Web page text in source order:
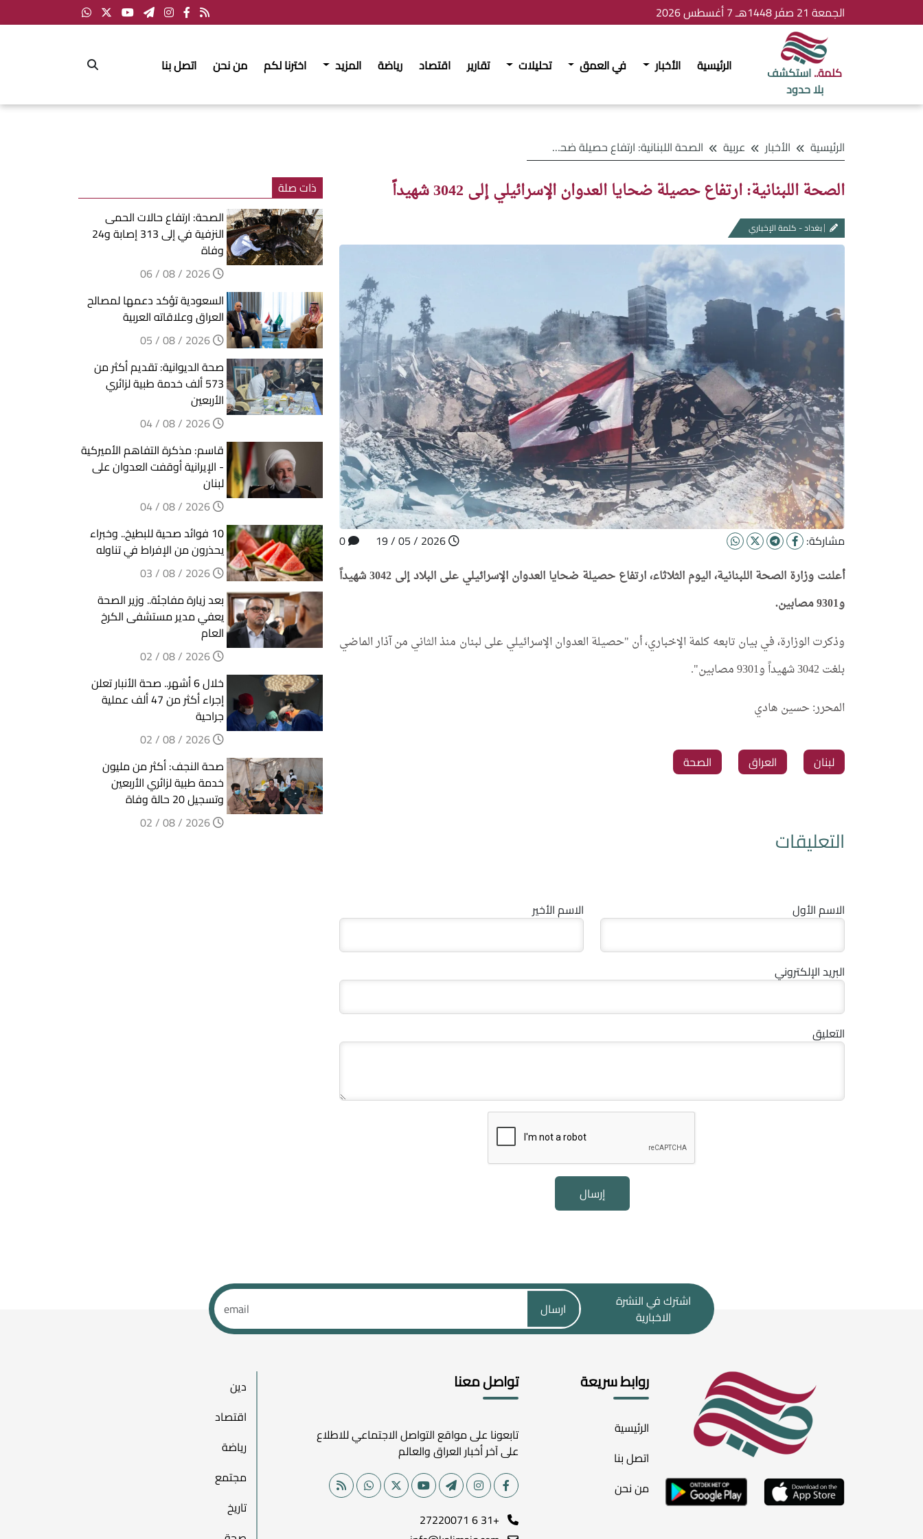
الجمعة 21 صفَر 1448هـ 7 أغسطس 2026
كلمة..استكشف
بلا حدود
الرئيسية الأخبار في العمق تحليلات تقارير اقتصاد رياضة المزيد اخترنا لكم من نحن اتصل بنا
الرئيسية الأخبار عربية الصحة اللبنانية: ارتفاع حصيلة ضحايا العدوان الإسرائيلي إلى 3042 شهيداً
الصحة اللبنانية: ارتفاع حصيلة ضحايا العدوان الإسرائيلي إلى 3042 شهيداً
بغداد - كلمة الإخباري
مشاركة:
أعلنت وزارة الصحة اللبنانية، اليوم الثلاثاء، ارتفاع حصيلة ضحايا العدوان الإسرائيلي على البلاد إلى 3042 شهيداً
و9301 مصابين.
وذكرت الوزارة، في بيان تابعه كلمة الإخباري، أن "حصيلة العدوان الإسرائيلي على لبنان منذ الثاني من آذار الماضي
بلغت 3042 شهيداً و9301 مصابين".
المحرر: حسين هادي
لبنان العراق الصحة
التعليقات
الاسم الأول الاسم الأخير
البريد الإلكتروني
التعليق
إرسال
ذات صلة
الصحة: ارتفاع حالات الحمى
النزفية في إلى 313 إصابة و24
وفاة
السعودية تؤكد دعمها لمصالح
العراق وعلاقاته العربية
صحة الديوانية: تقديم أكثر من
573 ألف خدمة طبية لزائري
الأربعين
قاسم: مذكرة التفاهم الأميركية
- الإيرانية أوقفت العدوان على
لبنان
10 فوائد صحية للبطيخ.. وخبراء
يحذرون من الإفراط في تناوله
بعد زيارة مفاجئة.. وزير الصحة
يعفي مدير مستشفى الكرخ
العام
خلال 6 أشهر.. صحة الأنبار تعلن
إجراء أكثر من 47 ألف عملية
جراحية
صحة النجف: أكثر من مليون
خدمة طبية لزائري الأربعين
وتسجيل 20 حالة وفاة
اشترك في النشرة
الاخبارية
ارسال
روابط سريعة
الرئيسية
اتصل بنا
من نحن
تواصل معنا
تابعونا على مواقع التواصل الاجتماعي للاطلاع
على آخر أخبار العراق والعالم
+31 6 27220071
دين
اقتصاد
رياضة
مجتمع
تاريخ